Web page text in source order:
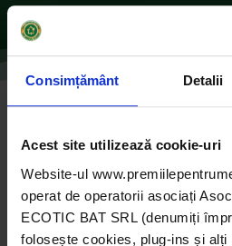
Consimțământ Detalii
Acest site utilizează cookie-uri
Website-ul
operat de operatorii asociați
ECOTIC BAT SRL (denumiți
folosește cookies, plug-ins și alți
de Ecotic|oct. 28, 2021| 2017
comentarii